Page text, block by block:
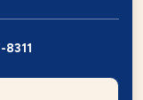
8311